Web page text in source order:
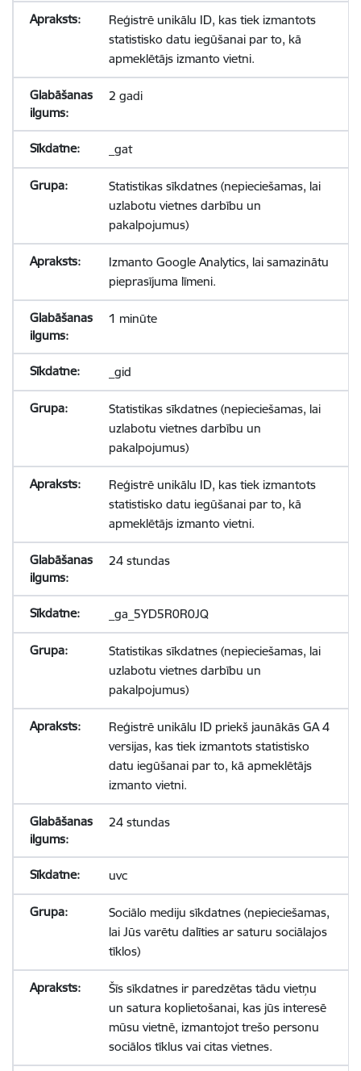
Reģistrē unikālu ID, kas tiek izmantots
statistisko datu iegūšanai par to, kā
apmeklētājs izmanto vietni.
2 gadi
_gat
Statistikas sīkdatnes (nepieciešamas, lai
uzlabotu vietnes darbību un
pakalpojumus)
Izmanto Google Analytics, lai samazinātu
pieprasījuma līmeni.
1 minūte
_gid
Statistikas sīkdatnes (nepieciešamas, lai
uzlabotu vietnes darbību un
pakalpojumus)
Reģistrē unikālu ID, kas tiek izmantots
statistisko datu iegūšanai par to, kā
apmeklētājs izmanto vietni.
24 stundas
_ga_5YD5R0R0JQ
Statistikas sīkdatnes (nepieciešamas, lai
uzlabotu vietnes darbību un
pakalpojumus)
Reģistrē unikālu ID priekš jaunākās GA 4
versijas, kas tiek izmantots statistisko
datu iegūšanai par to, kā apmeklētājs
izmanto vietni.
24 stundas
uvc
Sociālo mediju sīkdatnes (nepieciešamas,
lai Jūs varētu dalīties ar saturu sociālajos
tīklos)
Šīs sīkdatnes ir paredzētas tādu vietņu
un satura koplietošanai, kas jūs interesē
mūsu vietnē, izmantojot trešo personu
sociālos tīklus vai citas vietnes.